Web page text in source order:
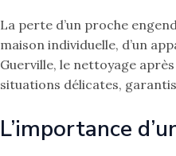
La perte d’un proche
maison individuelle, d’un
Guerville, le nettoyage
situations délicates,
L’importance